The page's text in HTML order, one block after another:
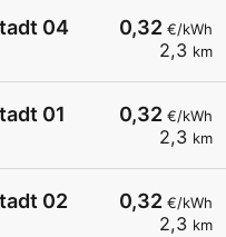
0,32 €/kWh
2,3 km
04
0,32 €/kWh
2,3 km
01
0,32 €/kWh
2,3 km
02